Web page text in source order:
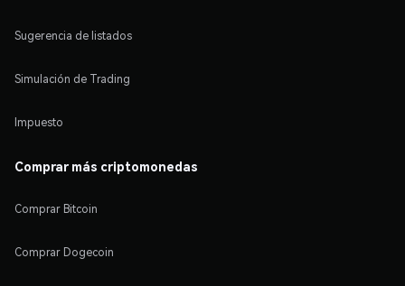
Sugerencia de listados
Simulación de Trading
Impuesto
Comprar más criptomonedas
Comprar Bitcoin
Comprar Dogecoin